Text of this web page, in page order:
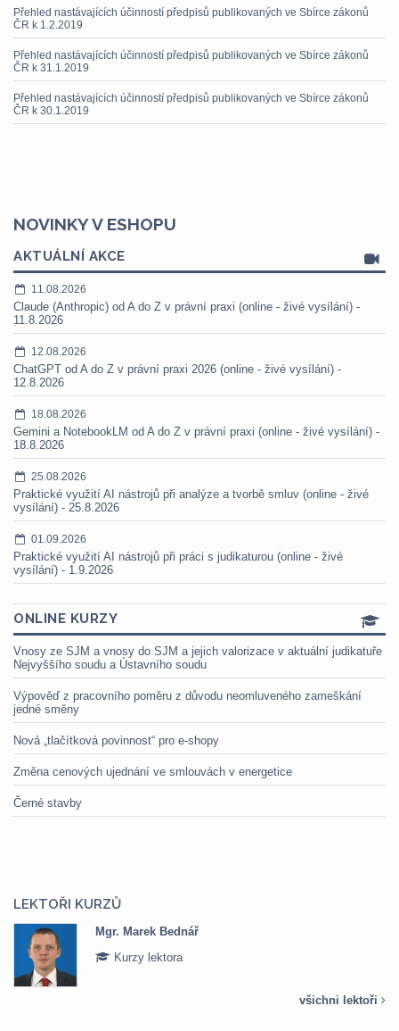
Přehled nastávajících účinností předpisů publikovaných ve Sbírce zákonů
ČR k 1.2.2019
Přehled nastávajících účinností předpisů publikovaných ve Sbírce zákonů
ČR k 31.1.2019
Přehled nastávajících účinností předpisů publikovaných ve Sbírce zákonů
ČR k 30.1.2019
NOVINKY V ESHOPU
AKTUÁLNÍ AKCE
11.08.2026
Claude (Anthropic) od A do Z v právní praxi (online - živé vysílání) -
11.8.2026
12.08.2026
ChatGPT od A do Z v právní praxi 2026 (online - živé vysílání) -
12.8.2026
18.08.2026
Gemini a NotebookLM od A do Z v právní praxi (online - živé vysílání) -
18.8.2026
25.08.2026
Praktické využití AI nástrojů při analýze a tvorbě smluv (online - živé
vysílání) - 25.8.2026
01.09.2026
Praktické využití AI nástrojů při práci s judikaturou (online - živé
vysílání) - 1.9.2026
ONLINE KURZY
Vnosy ze SJM a vnosy do SJM a jejich valorizace v aktuální judikatuře
Nejvyššího soudu a Ústavního soudu
Výpověď z pracovního poměru z důvodu neomluveného zameškání
jedné směny
Nová „tlačítková povinnost“ pro e-shopy
Změna cenových ujednání ve smlouvách v energetice
Černé stavby
LEKTOŘI KURZŮ
Mgr. Marek Bednář
Kurzy lektora
všichni lektoři